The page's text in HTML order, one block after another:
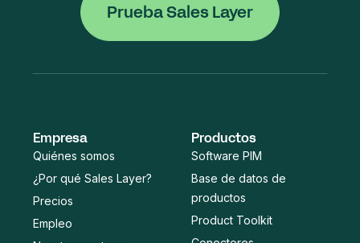
Prueba Sales Layer
Empresa
Quiénes somos
¿Por qué Sales Layer?
Precios
Empleo
Productos
Software PIM
Base de datos de
productos
Product Toolkit